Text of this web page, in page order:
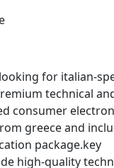
for
technical
consumer
greece and
package.key
high‑quality